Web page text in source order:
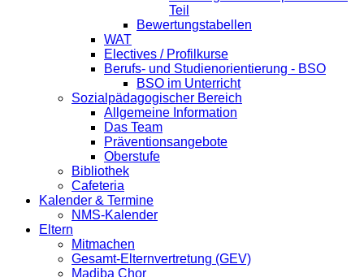
Teil
Bewertungstabellen
WAT
Electives / Profilkurse
Berufs- und Studienorientierung - BSO
BSO im Unterricht
Sozialpädagogischer Bereich
Allgemeine Information
Das Team
Präventionsangebote
Oberstufe
Bibliothek
Cafeteria
Kalender & Termine
NMS-Kalender
Eltern
Mitmachen
Gesamt-Elternvertretung (GEV)
Madiba Chor